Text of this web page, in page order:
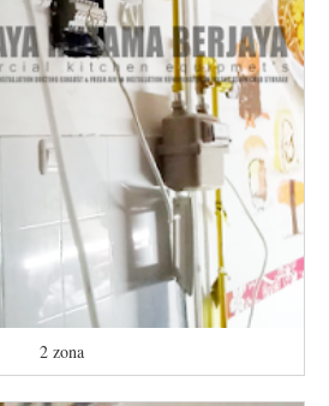
2 zona